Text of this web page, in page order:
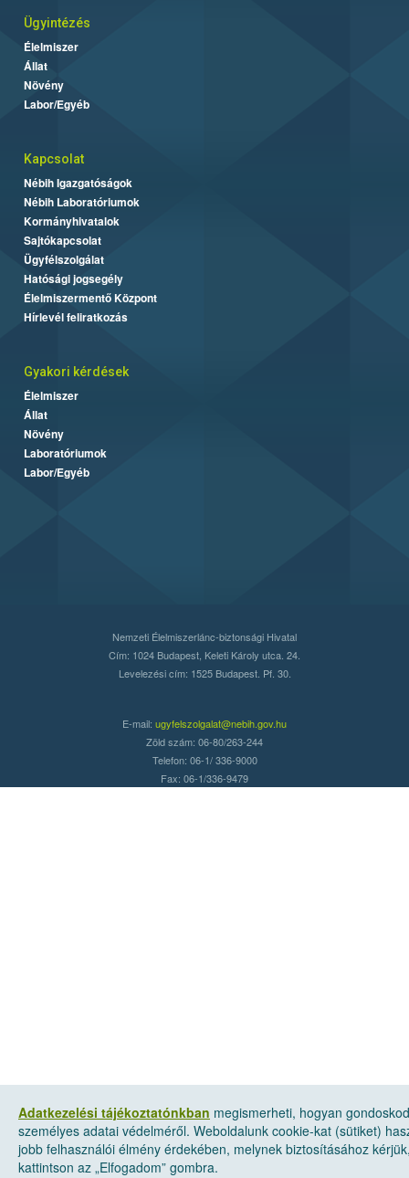
Adatkezelési tájékoztatónkban megismerheti, hogyan
személyes adatai védelméről. Weboldalunk cookie-kat (sütiket)
jobb felhasználói élmény érdekében, melynek biztosításához
kattintson az „Elfogadom” gombra.
Ügyintézés
Élelmiszer
Állat
Növény
Labor/Egyéb
Kapcsolat
Nébih Igazgatóságok
Nébih Laboratóriumok
Kormányhivatalok
Sajtókapcsolat
Ügyfélszolgálat
Hatósági jogsegély
Élelmiszermentő Központ
Hírlevél feliratkozás
Gyakori kérdések
Élelmiszer
Állat
Növény
Laboratóriumok
Labor/Egyéb
Nemzeti Élelmiszerlánc-biztonsági Hivatal
Cím: 1024 Budapest, Keleti Károly utca. 24.
Levelezési cím: 1525 Budapest. Pf. 30.
E-mail: ugyfelszolgalat@nebih.gov.hu
Zöld szám: 06-80/263-244
Telefon: 06-1/ 336-9000
Fax: 06-1/336-9479